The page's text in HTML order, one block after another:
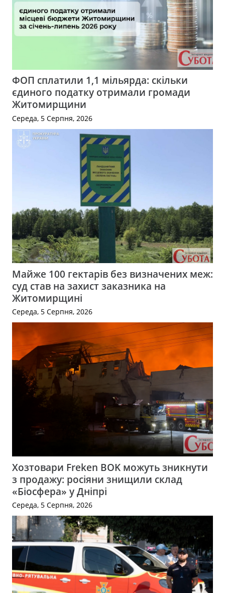
ФОП сплатили 1,1 мільярда: скільки
єдиного податку отримали громади
Житомирщини
Середа, 5 Серпня, 2026
Майже 100 гектарів без визначених меж:
суд став на захист заказника на
Житомирщині
Середа, 5 Серпня, 2026
Хозтовари Freken BOK можуть зникнути
з продажу: росіяни знищили склад
«Біосфера» у Дніпрі
Середа, 5 Серпня, 2026